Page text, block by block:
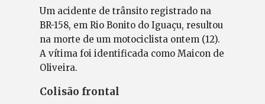
Um acidente de trânsito registrado na
BR-158, em Rio Bonito do Iguaçu, resultou
na morte de um motociclista ontem (12).
A vítima foi identificada como Maicon de
Oliveira.
Colisão frontal